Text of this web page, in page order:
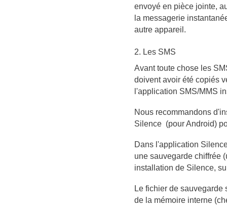
envoyé en pièce jointe,
la messagerie
autre appareil.
2. Les SMS
Avant toute chose les
doivent avoir été copiés
l'application SMS/MMS
Nous recommandons
Silence (pour Android)
Dans l'application
une sauvegarde chiffrée
installation de Silence,
Le fichier de sauvegarde
de la mémoire interne